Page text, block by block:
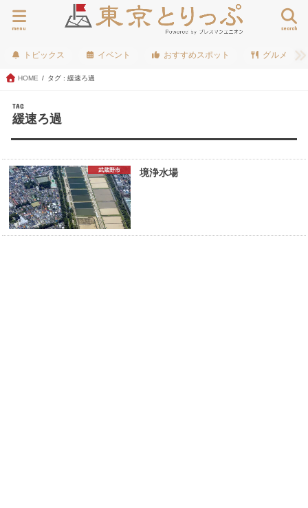
search
menu
トピックス イベント おすすめスポット グルメ
HOME タグ : 緩速ろ過
TAG
緩速ろ過
武蔵野市 境浄水場